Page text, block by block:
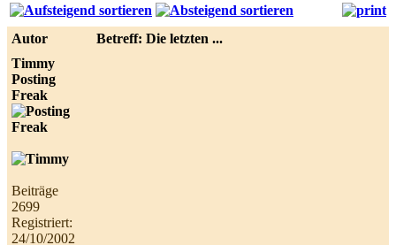
online
live
casino
reviews.
Autor
Betreff: Die letzten ...
Timmy
Posting
Freak
Beiträge
2699
Registriert:
24/10/2002